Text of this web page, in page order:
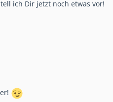
ich Dir jetzt noch etwas vor!